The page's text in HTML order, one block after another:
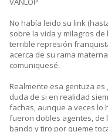
No había leido su link
sobre la vida y milagros
terrible represión
acerca de su rama
comuniquesé.
Realmente esa gentuza es
duda de si en realidad
fachas, aunque a veces lo
fueron dobles agentes, de
bando y tiro por queme